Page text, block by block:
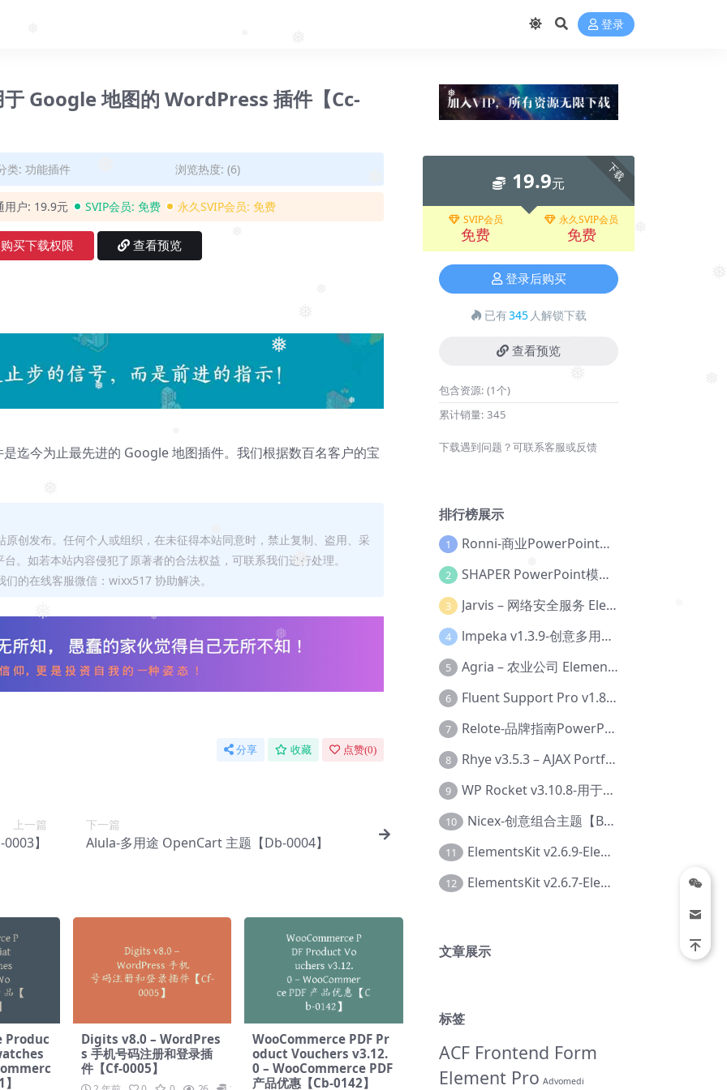
❅
❅
❅ ❅
❅
❅
❅
❅
❅
❅
❅
登录
Google 地图的 WordPress 插件【Cc-
类: 功能插件 浏览热度: (6)
用户: 19.9元 SVIP会员: 免费 永久SVIP会员: 免费
购买下载权限 查看预览
迄今为止最先进的 Google 地图插件。我们根据数百名客户的宝
创发布。任何个人或组织，在未征得本站同意时，禁止复制、盗用、采
。如若本站内容侵犯了原著者的合法权益，可联系我们进行处理。
的在线客服微信：wixx517 协助解决。
分享 收藏 点赞(0)
上一篇
】
下一篇
Alula-多用途 OpenCart 主题【Db-0004】
Produc
Digits v8.0 – WordPres
s 手机号码注册和登录插
件【Cf-0005】
WooCommerce PDF Pr
oduct Vouchers v3.12.
0 – WooCommerce PDF
产品优惠【Cb-0142】
下载
19.9元
SVIP会员
免费
永久SVIP会员
免费
登录后购买
已有345 人解锁下载
查看预览
包含资源: (1个)
累计销量: 345
下载遇到问题？可联系客服或反馈
排行榜展示
1 Ronni-商业PowerPoint模板【Dc-0077】
2 SHAPER PowerPoint模板【Dc-0184】
3 Jarvis – 网络安全服务 Elementor 模板套件【Aa-0035】
4 lmpeka v1.3.9-创意多用途 WordPress 主题【Be-0064】
5 Agria – 农业公司 Elementor Pro 模板套件【Aa-0003】
6 Fluent Support Pro v1.8.1 – WordPress 支持票务系统【Cc-0041】
7 Relote-品牌指南PowerPoint模板【Dc-0076】
8 Rhye v3.5.3 – AJAX Portfolio WordPress 主题【Bi-0049】
9 WP Rocket v3.10.8-用于wordpress速度优化的缓存加速插件【Cd-0019】
10 Nicex-创意组合主题【Be-0092】
11 ElementsKit v2.6.9-Elementor插件【Ab-0161】
12 ElementsKit v2.6.7-Elementor插件【Ab-0162】
文章展示
标签
ACF Frontend Form
Element Pro Advomedi